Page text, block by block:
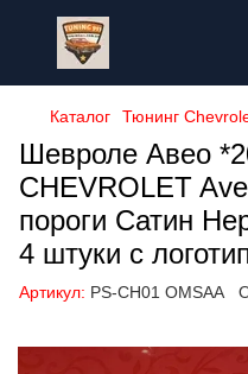
Каталог Тюнинг
Шевроле Авео
CHEVROLET
пороги Сатин
4 штуки с
Артикул: PS-CH01 OMSAA